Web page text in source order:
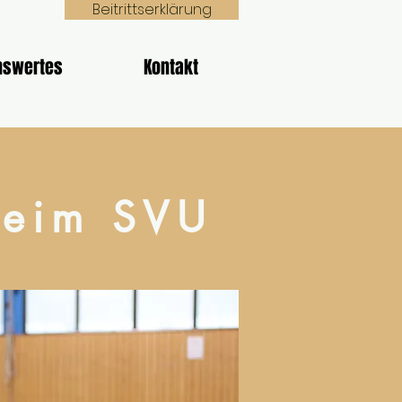
Beitrittserklärung
Kontakt
SVU